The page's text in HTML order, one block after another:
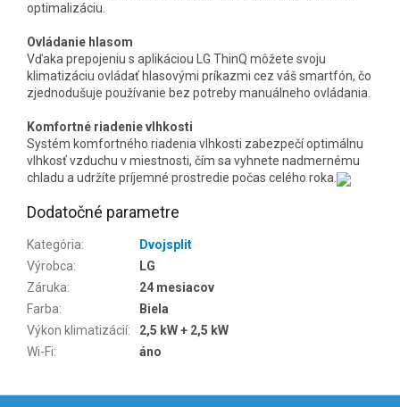
optimalizáciu.
Ovládanie hlasom
Vďaka prepojeniu s aplikáciou LG ThinQ môžete svoju
klimatizáciu ovládať hlasovými príkazmi cez váš smartfón, čo
zjednodušuje používanie bez potreby manuálneho ovládania.
Komfortné riadenie vlhkosti
Systém komfortného riadenia vlhkosti zabezpečí optimálnu
vlhkosť vzduchu v miestnosti, čím sa vyhnete nadmernému
chladu a udržíte príjemné prostredie počas celého roka.
Dodatočné parametre
Kategória:
Dvojsplit
Výrobca:
LG
Záruka:
24 mesiacov
Farba:
Biela
Výkon klimatizácií:
2,5 kW + 2,5 kW
Wi-Fi: áno